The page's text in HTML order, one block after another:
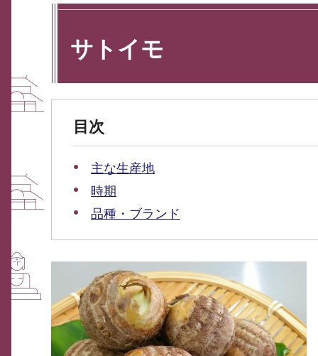
サトイモ
目次
主な生産地
時期
品種・ブランド